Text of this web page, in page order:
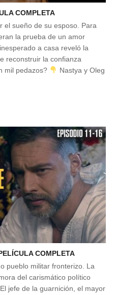
COMPLETA
el sueño de su esposo. Para
la prueba de un amor
a casa reveló la
reconstruir la confianza
mil pedazos?
Nastya y Oleg
COMPLETA
pueblo militar fronterizo. La
del carismático político
jefe de la guarnición, el mayor